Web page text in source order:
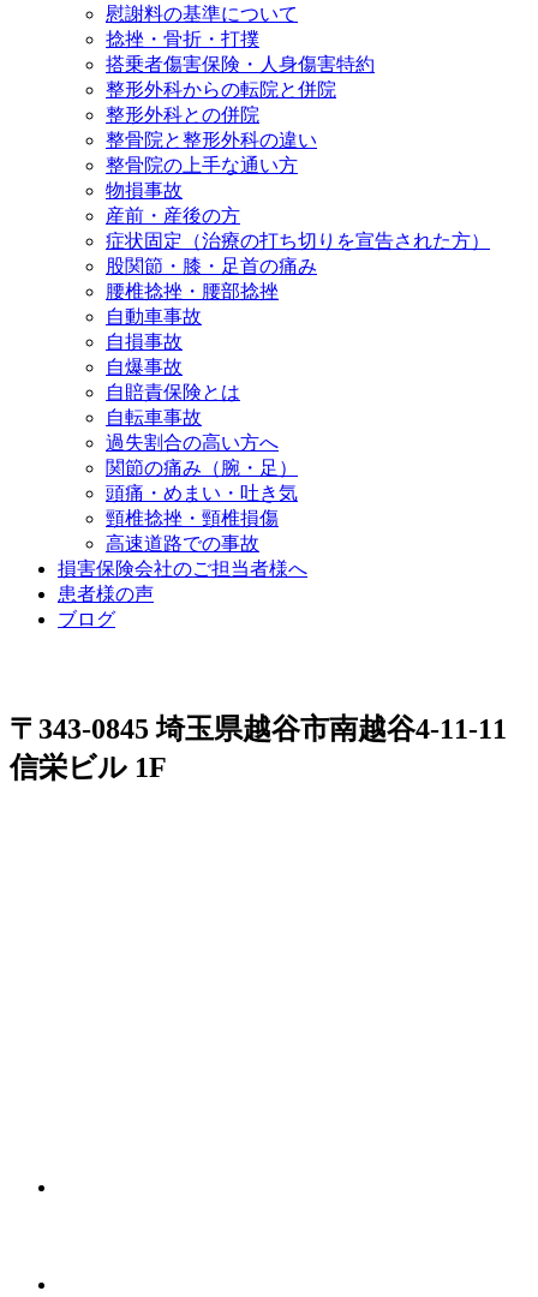
慰謝料の基準について
捻挫・骨折・打撲
搭乗者傷害保険・人身傷害特約
整形外科からの転院と併院
整形外科との併院
整骨院と整形外科の違い
整骨院の上手な通い方
物損事故
産前・産後の方
症状固定（治療の打ち切りを宣告された方）
股関節・膝・足首の痛み
腰椎捻挫・腰部捻挫
自動車事故
自損事故
自爆事故
自賠責保険とは
自転車事故
過失割合の高い方へ
関節の痛み（腕・足）
頭痛・めまい・吐き気
頸椎捻挫・頸椎損傷
高速道路での事故
損害保険会社のご担当者様へ
患者様の声
ブログ
〒343-0845 埼玉県越谷市南越谷4-11-11
信栄ビル 1F